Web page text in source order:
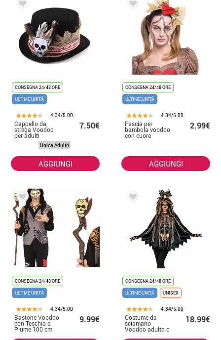
CONSEGNA 24/48 ORE
ULTIME UNITÀ
4.34/5.00
Cappello da
strega Voodoo
per adulti
7.50€
Unica Adulto
AGGIUNGI
CONSEGNA 24/48 ORE
ULTIME UNITÀ
4.34/5.00
Fascia per
bambola voodoo
con cuore
2.99€
AGGIUNGI
CONSEGNA 24/48 ORE
ULTIME UNITÀ
4.34/5.00
Bastone Voodoo
con Teschio e
Piume 100 cm
9.99€
CONSEGNA 24/48 ORE
ULTIME UNITÀ
UNISEX
4.34/5.00
Costume da
sciamano
Voodoo adulto o
18.99€